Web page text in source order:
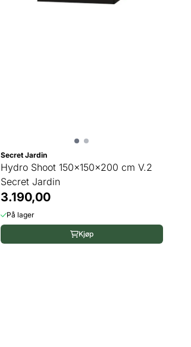
Secret Jardin
Hydro Shoot 150x150x200 cm V.2
Secret Jardin
3.190,00
På lager
Kjøp